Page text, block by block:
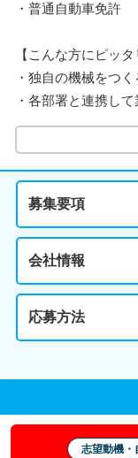
・普通自動車免許
【こんな方にピッタ
・独自の機械をつ
・各部署と連携し
募集要項
会社情報
応募方法
志望動機・